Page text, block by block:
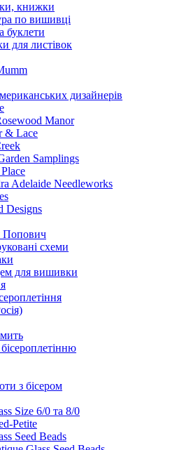
книжки
по вишивці
буклети
для листівок
дизайнерів
Manor
& Lace
Samplings
Adelaide Needleworks
Designs
Попович
схеми
для вишивки
з бісером
Size 6/0 та 8/0
Petite
Seed Beads